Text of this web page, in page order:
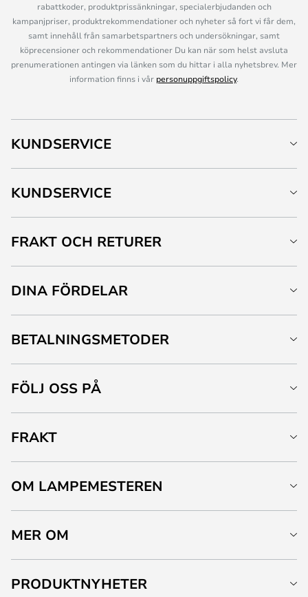
rabattkoder, produktprissänkningar, specialerbjudanden och
kampanjpriser, produktrekommendationer och nyheter så fort vi får dem,
samt innehåll från samarbetspartners och undersökningar, samt
köprecensioner och rekommendationer Du kan när som helst avsluta
prenumerationen antingen via länken som du hittar i alla nyhetsbrev. Mer
information finns i vår personuppgiftspolicy.
KUNDSERVICE
KUNDSERVICE
FRAKT OCH RETURER
DINA FÖRDELAR
BETALNINGSMETODER
FÖLJ OSS PÅ
FRAKT
OM LAMPEMESTEREN
MER OM
PRODUKTNYHETER